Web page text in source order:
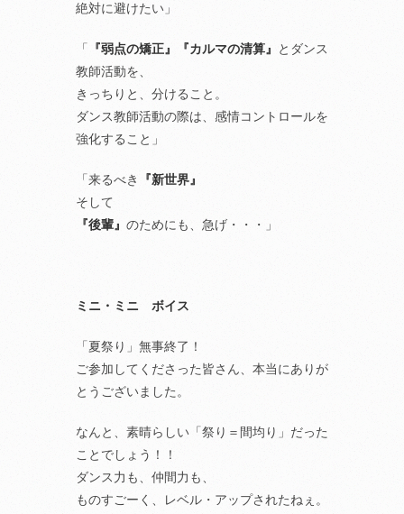
絶対に避けたい」
「 『弱点の矯正』『カルマの清算』
とダンス
教師活動を、
きっちりと、分けること。
ダンス教師活動の際は、感情コントロールを
強化すること」
「来るべき
『新世界』
そして
『後輩』 のためにも、急げ・・・」
ミニ・ミニ ボイス
「夏祭り」無事終了！
ご参加してくださった皆さん、本当にありが
とうございました。
なんと、素晴らしい「祭り＝間均り」だった
ことでしょう！！
ダンス力も、仲間力も、
ものすごーく、レベル・アップされたねぇ。